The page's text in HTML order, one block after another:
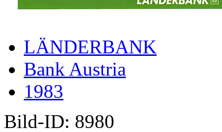
LÄNDERBANK
Bank Austria
1983
Bild-ID: 8980